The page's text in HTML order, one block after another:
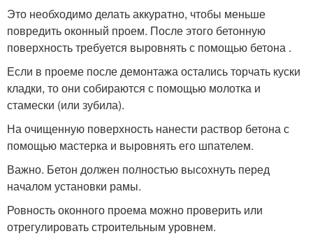
Это необходимо делать аккуратно, чтобы меньше
повредить оконный проем. После этого бетонную
поверхность требуется выровнять с помощью бетона .
Если в проеме после демонтажа остались торчать куски
кладки, то они собираются с помощью молотка и
стамески (или зубила).
На очищенную поверхность нанести раствор бетона с
помощью мастерка и выровнять его шпателем.
Важно. Бетон должен полностью высохнуть перед
началом установки рамы.
Ровность оконного проема можно проверить или
отрегулировать строительным уровнем.